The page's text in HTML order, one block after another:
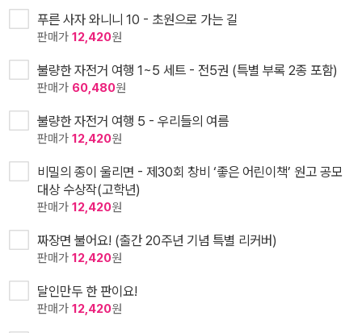
푸른 사자 와니니 10 - 초원으로 가는 길
판매가 12,420원
불량한 자전거 여행 1~5 세트 - 전5권 (특별 부록 2종 포함)
판매가 60,480원
불량한 자전거 여행 5 - 우리들의 여름
판매가 12,420원
비밀의 종이 울리면 - 제30회 창비 ‘좋은 어린이책’ 원고 공모
대상 수상작(고학년)
판매가 12,420원
짜장면 불어요! (출간 20주년 기념 특별 리커버)
판매가 12,420원
달인만두 한 판이요!
판매가 12,420원